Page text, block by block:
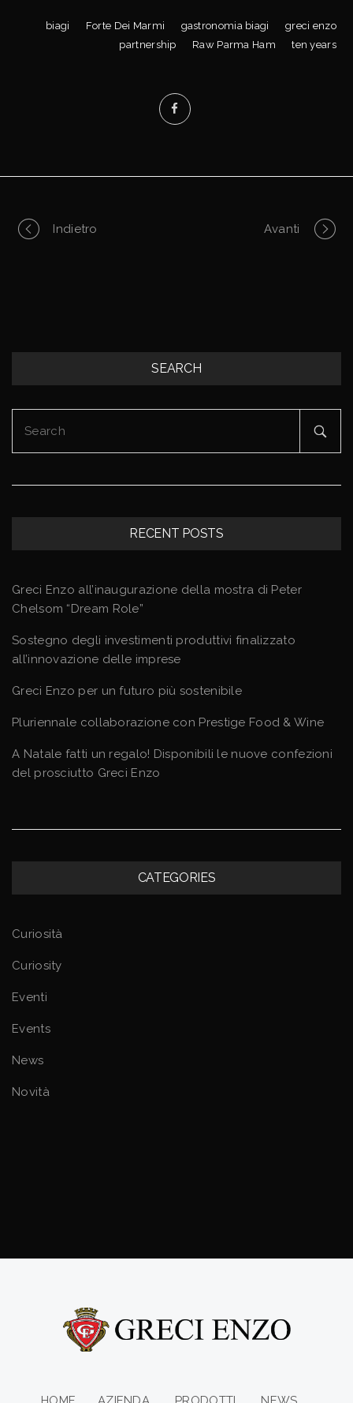
biagi Forte Dei Marmi gastronomia biagi
greci enzo
partnership
Raw Parma Ham ten years
Portfolio
Indietro Avanti
SEARCH
for:
RECENT POSTS
Greci Enzo all’inaugurazione della mostra di Peter
Chelsom “Dream Role”
Sostegno degli investimenti produttivi finalizzato
all’innovazione delle imprese
Greci Enzo per un futuro più sostenibile
Pluriennale collaborazione con Prestige Food & Wine
A Natale fatti un regalo! Disponibili le nuove confezioni
del prosciutto Greci Enzo
CATEGORIES
Curiosità
Curiosity
Eventi
Events
News
Novità